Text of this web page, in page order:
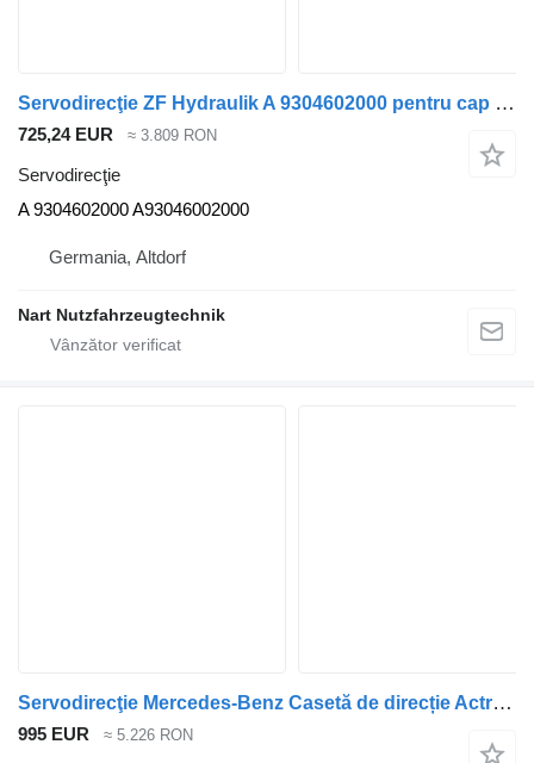
Servodirecţie ZF Hydraulik A 9304602000 pentru cap tractor Mercedes-Benz
725,24 EUR ≈ 3.809 RON
Servodirecţie
A 9304602000 A93046002000
Germania, Altdorf
Nart Nutzfahrzeugtechnik
Servodirecţie Mercedes-Benz Casetă de direcție Actros MP5 Mercedes A 960 460 62 00 pentru camion
995 EUR ≈ 5.226 RON